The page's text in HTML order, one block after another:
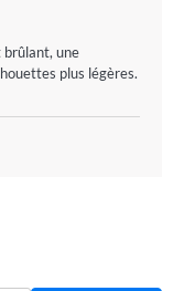
brûlant, une
plus légères.